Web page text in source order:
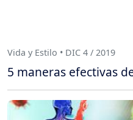
Vida y Estilo • DIC 4 / 2019
5 maneras efectivas